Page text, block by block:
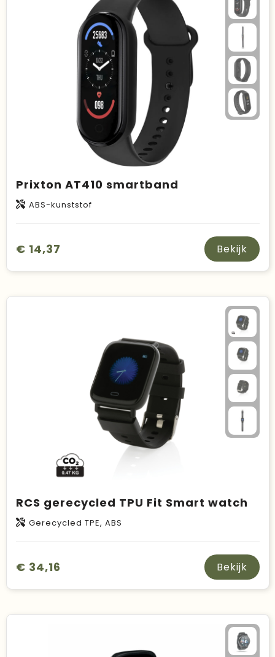
Duurzame keuzes
Made in Europe
Bestsellers
Prixton AT410 smartband
ABS-kunststof
€ 14,37 Bekijk
RCS gerecycled TPU Fit Smart watch
Gerecycled TPE, ABS
€ 34,16 Bekijk